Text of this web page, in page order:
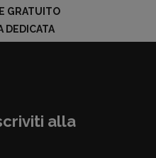
GRATUITO
DEDICATA
alla